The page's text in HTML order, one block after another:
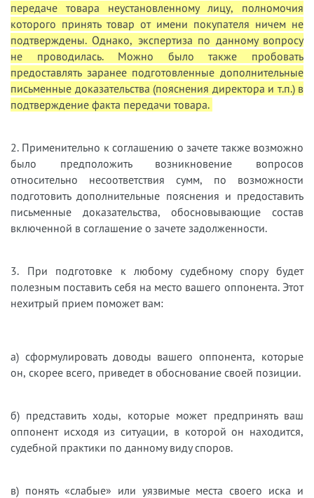
передаче товара неустановленному лицу, полномочия
которого принять товар от имени покупателя ничем не
подтверждены. Однако, экспертиза по данному вопросу
не проводилась. Можно было также пробовать
предоставлять заранее подготовленные дополнительные
письменные доказательства (пояснения директора и т.п.) в
подтверждение факта передачи товара.
2. Применительно к соглашению о зачете также возможно
было предположить возникновение вопросов
относительно несоответствия сумм, по возможности
подготовить дополнительные пояснения и предоставить
письменные доказательства, обосновывающие состав
включенной в соглашение о зачете задолженности.
3. При подготовке к любому судебному спору будет
полезным поставить себя на место вашего оппонента. Этот
нехитрый прием поможет вам:
а) сформулировать доводы вашего оппонента, которые
он, скорее всего, приведет в обоснование своей позиции.
б) представить ходы, которые может предпринять ваш
оппонент исходя из ситуации, в которой он находится,
судебной практики по данному виду споров.
в) понять «слабые» или уязвимые места своего иска и